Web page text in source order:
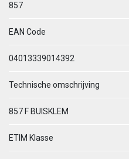
857
EAN Code
04013339014392
Technische omschrijving
857 F BUISKLEM
ETIM Klasse